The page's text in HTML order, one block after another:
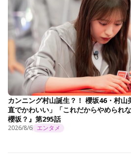
カンニング村山誕生？！ 櫻坂46・村
直でかわいい」「これだからやめられ
櫻坂？』第295話
2026/8/6 エンタメ